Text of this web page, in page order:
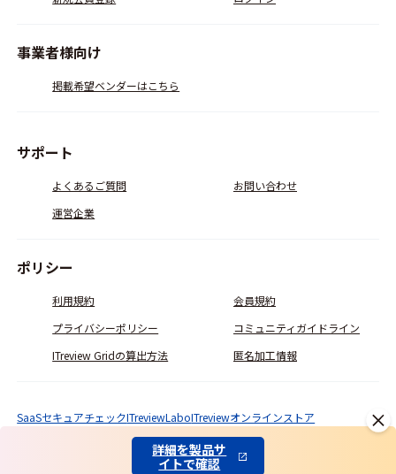
詳細を製品サ
イトで確認
事業者様向け
掲載希望ベンダーはこちら
サポート
よくあるご質問
お問い合わせ
運営企業
ポリシー
利用規約
会員規約
プライバシーポリシー
コミュニティガイドライン
ITreview Gridの算出方法
匿名加工情報
© ITcrowd Corp. All Rights Reserved.
SaaSセキュアチェックITreviewLaboITreviewオンラインストア